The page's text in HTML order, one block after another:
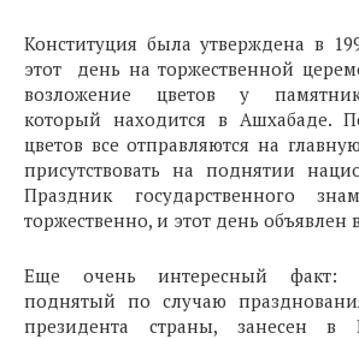
Конституция была утверждена в
этот день на торжественной
возложение цветов у
который находится в Ашхабаде.
цветов все отправляются на
присутствовать на поднятии
Праздник государственного
торжественно, и этот день
Еще очень интересный факт:
поднятый по случаю
президента страны, занесен в